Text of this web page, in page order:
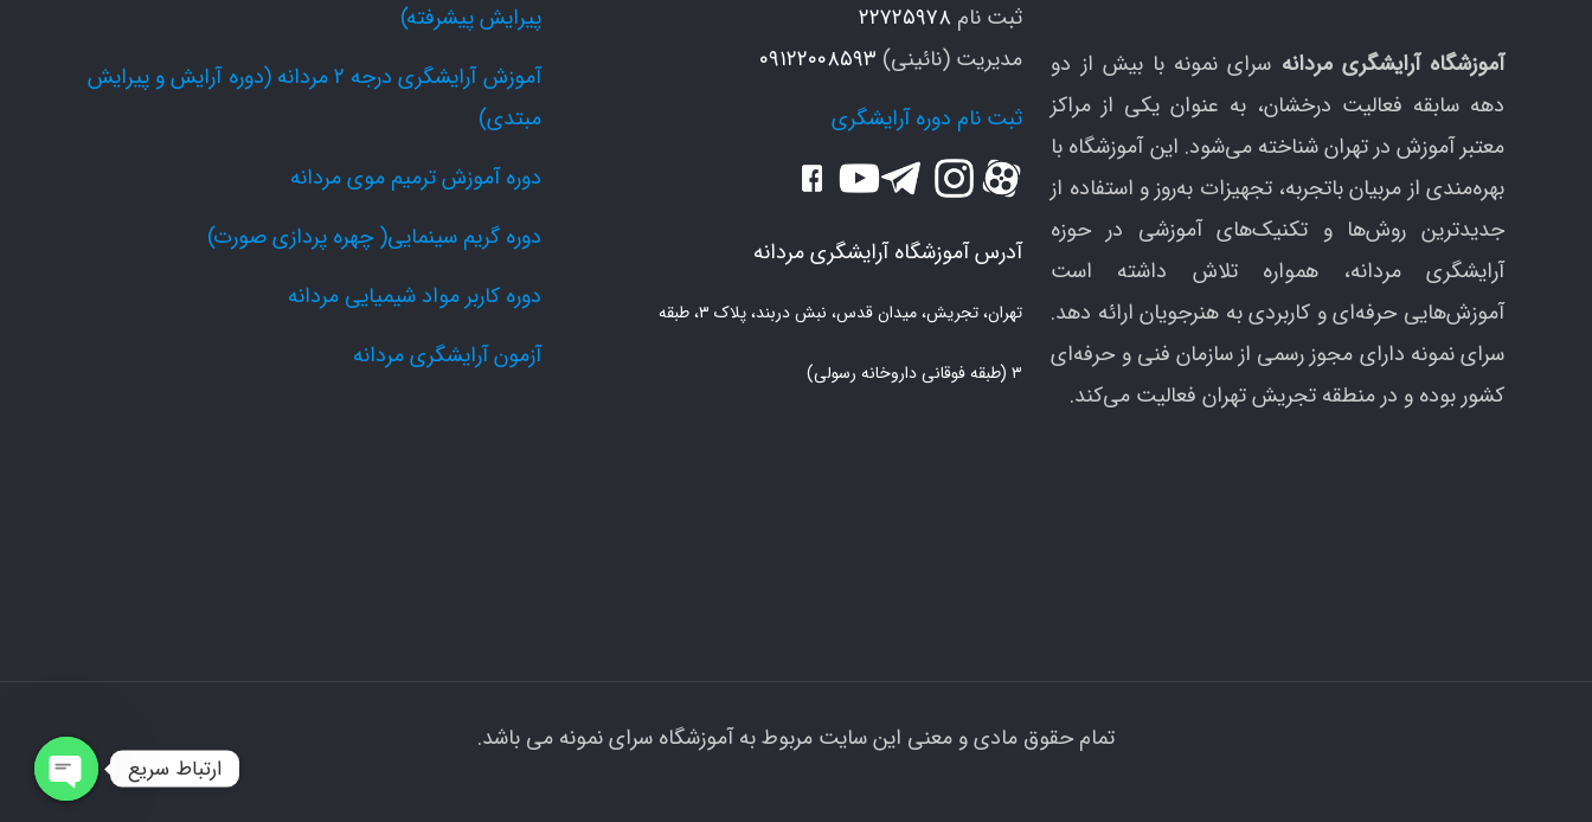
آموزشگاه آرایشگری مردانه سرای نمونه با بیش از دو
دهه سابقه فعالیت درخشان، به عنوان یکی از مراکز
معتبر آموزش در تهران شناخته می‌شود. این آموزشگاه با
بهره‌مندی از مربیان باتجربه، تجهیزات به‌روز و استفاده از
جدیدترین روش‌ها و تکنیک‌های آموزشی در حوزه
آرایشگری مردانه، همواره تلاش داشته است
آموزش‌هایی حرفه‌ای و کاربردی به هنرجویان ارائه دهد.
سرای نمونه دارای مجوز رسمی از سازمان فنی و حرفه‌ای
کشور بوده و در منطقه تجریش تهران فعالیت می‌کند.
ثبت نام ۲۲۷۲۵۹۷۸
مدیریت (نائینی) ۰۹۱۲۲۰۰۸۵۹۳
ثبت نام دوره آرایشگری
آدرس آموزشگاه آرایشگری مردانه
تهران، تجریش، میدان قدس، نبش دربند، پلاک ۳، طبقه
۳ (طبقه فوقانی داروخانه رسولی)
پیرایش پیشرفته)
آموزش آرایشگری درجه 2 مردانه (دوره آرایش و پیرایش
مبتدی)
دوره آموزش ترمیم موی مردانه
دوره گریم سینمایی( چهره پردازی صورت)
دوره کاربر مواد شیمیایی مردانه
آزمون آرایشگری مردانه
تمام حقوق مادی و معنی این سایت مربوط به آموزشگاه سرای نمونه می باشد.
ارتباط سریع